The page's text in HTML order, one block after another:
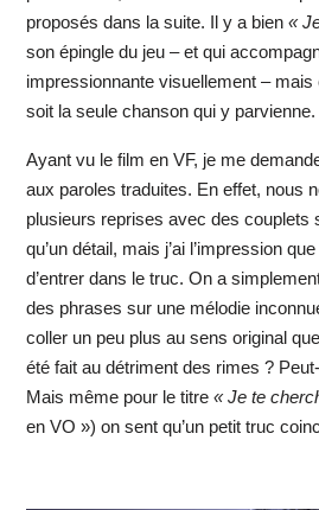
proposés dans la suite. Il y a bien «
son épingle du jeu – et qui
impressionnante visuellement – mais
soit la seule chanson qui y parvienne.
Ayant vu le film en VF, je me
aux paroles traduites. En effet, nous
plusieurs reprises avec des couplets
qu’un détail, mais j’ai l’impression
d’entrer dans le truc. On a
des phrases sur une mélodie
coller un peu plus au sens original
été fait au détriment des rimes ?
Mais même pour le titre « Je te
en VO ») on sent qu’un petit truc